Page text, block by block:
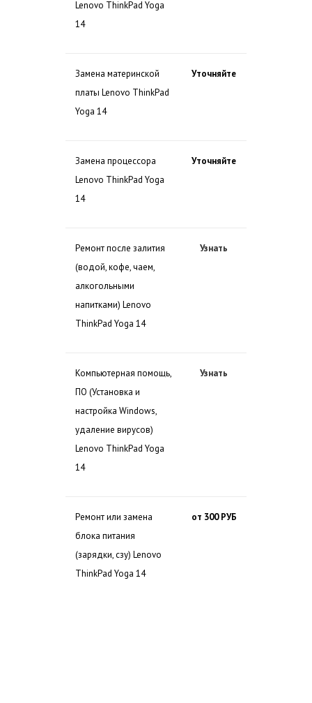
Lenovo ThinkPad Yoga
14
Замена материнской
платы Lenovo ThinkPad
Yoga 14
Уточняйте
Замена процессора
Lenovo ThinkPad Yoga
14
Уточняйте
Ремонт после залития
(водой, кофе, чаем,
алкогольными
напитками) Lenovo
ThinkPad Yoga 14
Узнать
Компьютерная помощь,
ПО (Установка и
настройка Windows,
удаление вирусов)
Lenovo ThinkPad Yoga
14
Узнать
Ремонт или замена
блока питания
(зарядки, сзу) Lenovo
ThinkPad Yoga 14
от 300 РУБ